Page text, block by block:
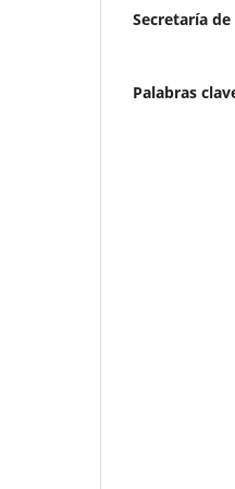
Secretaría de
Palabras